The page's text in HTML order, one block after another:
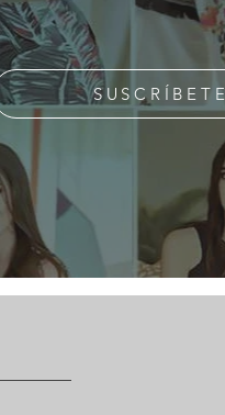
SUSCRÍBETE